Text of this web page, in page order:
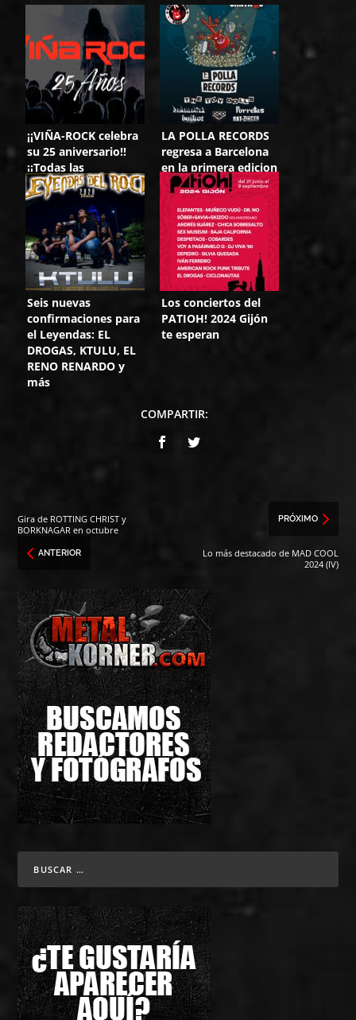
¡¡VIÑA-ROCK celebra
su 25 aniversario!!
¡¡Todas las
confirmaciones y el
cartel completo!!
LA POLLA RECORDS
regresa a Barcelona
en la primera edicion
del «Rock In Ton
Park»
Seis nuevas
confirmaciones para
el Leyendas: EL
DROGAS, KTULU, EL
RENO RENARDO y
más
Los conciertos del
PATIOH! 2024 Gijón
te esperan
COMPARTIR:
Gira de ROTTING CHRIST y
BORKNAGAR en octubre
ANTERIOR
PRÓXIMO
Lo más destacado de MAD COOL
2024 (IV)